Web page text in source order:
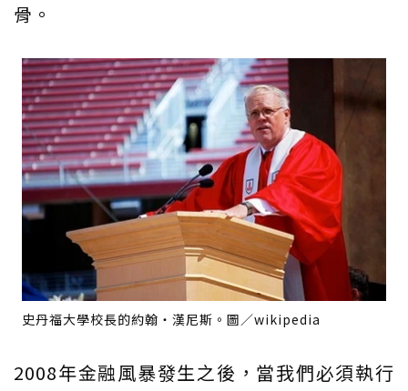
骨。
史丹福大學校長的約翰‧漢尼斯。圖／wikipedia
2008年金融風暴發生之後，當我們必須執行